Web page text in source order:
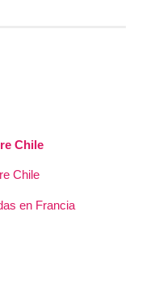
Chile
Chile
en Francia